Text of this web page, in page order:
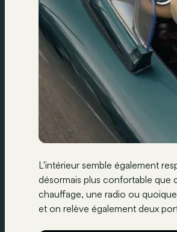
L'intérieur semble également
désormais plus confortable que
chauffage, une radio ou
et on relève également deux